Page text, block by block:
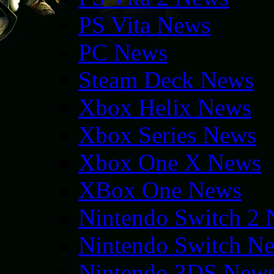
PS Vita News
PC News
Steam Deck News
Xbox Helix News
Xbox Series News
Xbox One X News
XBox One News
Nintendo Switch 2
Nintendo Switch